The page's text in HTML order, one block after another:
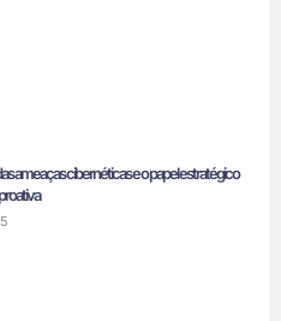
ameaças cibernéticas e o papel estratégico